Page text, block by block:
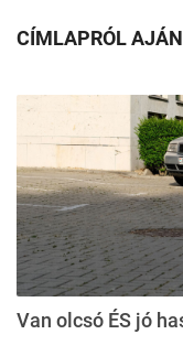
CÍMLAPRÓL
Van olcsó ÉS jó